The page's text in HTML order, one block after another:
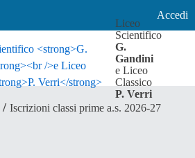
Accedi
Liceo
Scientifico
G.
Gandini
e Liceo
Classico
P. Verri
/ Iscrizioni classi prime a.s. 2026-27